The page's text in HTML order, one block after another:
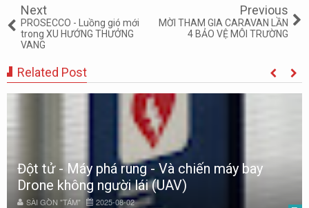
Next
PROSECCO - Luồng gió mới
trong XU HƯỚNG THƯỞNG
VANG
Previous
MỜI THAM GIA CARAVAN LẦN
4 BẢO VỆ MÔI TRƯỜNG
Related Post
Đột tử - Máy phá rung - Và chiến máy bay
Drone không người lái (UAV)
SÀI GÒN "TÁM" 2025-08-02